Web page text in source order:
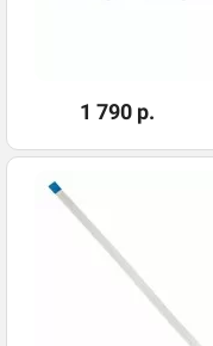
1 790 р.